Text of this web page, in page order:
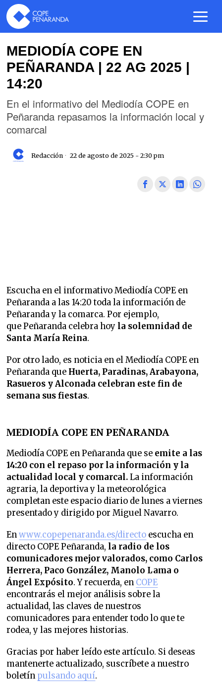
MEDIODÍA COPE EN
PEÑARANDA | 22 AG 2025 |
14:20
En el informativo del Mediodía COPE en
Peñaranda repasamos la información local y
comarcal
Redacción 22 de agosto de 2025 - 2:30 pm
Escucha en el informativo Mediodía COPE en
Peñaranda a las 14:20 toda la información de
Peñaranda y la comarca. Por ejemplo,
que Peñaranda celebra hoy la solemnidad de
Santa María Reina.
Por otro lado, es noticia en el Mediodía COPE en
Peñaranda que Huerta, Paradinas, Arabayona,
Rasueros y Alconada celebran este fin de
semana sus fiestas.
MEDIODÍA COPE EN PEÑARANDA
Mediodía COPE en Peñaranda que se emite a las
14:20 con el repaso por la información y la
actualidad local y comarcal.La información
agraria, la deportiva y la meteorológica
completan este espacio diario de lunes a viernes
presentado y dirigido por Miguel Navarro.
Enwww.copepenaranda.es/directo escucha en
directo COPE Peñaranda, la radio de los
comunicadores mejor valorados, como Carlos
Herrera, Paco González, Manolo Lama o
Ángel Expósito. Y recuerda, en COPE
encontrarás el mejor análisis sobre la
actualidad, las claves de nuestros
comunicadores para entender todo lo que te
rodea, y las mejores historias.
Gracias por haber leído este artículo. Si deseas
mantenerte actualizado, suscríbete a nuestro
boletín pulsando aquí.